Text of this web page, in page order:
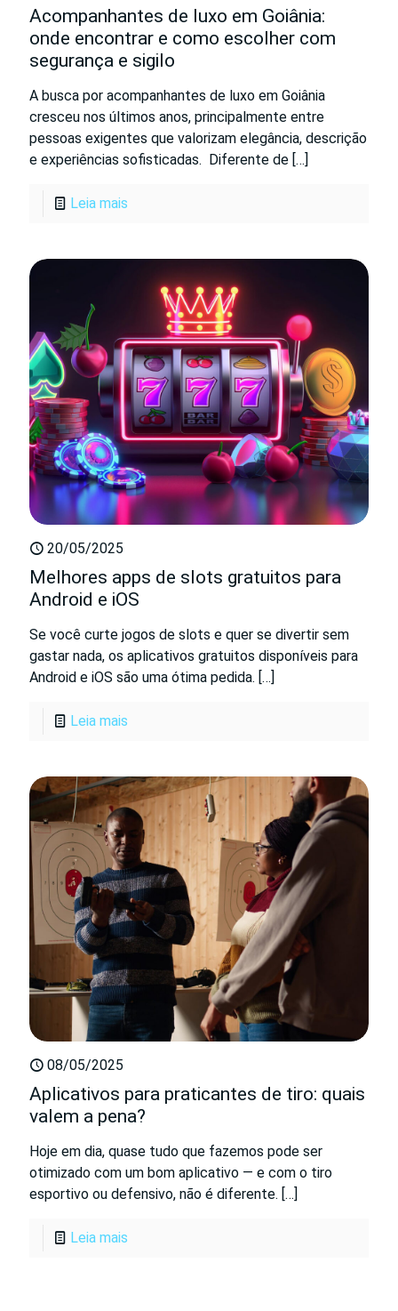
Acompanhantes de luxo em Goiânia:
onde encontrar e como escolher com
segurança e sigilo
A busca por acompanhantes de luxo em Goiânia
cresceu nos últimos anos, principalmente entre
pessoas exigentes que valorizam elegância, descrição
e experiências sofisticadas. Diferente de […]
Leia mais
20/05/2025
Melhores apps de slots gratuitos para
Android e iOS
Se você curte jogos de slots e quer se divertir sem
gastar nada, os aplicativos gratuitos disponíveis para
Android e iOS são uma ótima pedida. […]
Leia mais
08/05/2025
Aplicativos para praticantes de tiro: quais
valem a pena?
Hoje em dia, quase tudo que fazemos pode ser
otimizado com um bom aplicativo — e com o tiro
esportivo ou defensivo, não é diferente. […]
Leia mais